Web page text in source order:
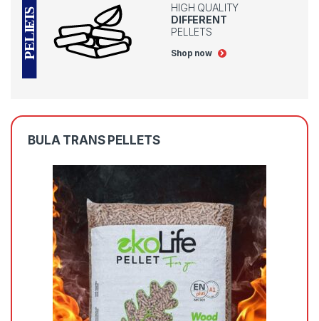
HIGH QUALITY
DIFFERENT
PELLETS
Shop now
BULA TRANS PELLETS